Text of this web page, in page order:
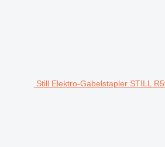
Still Elektro-Gabelstapler STILL